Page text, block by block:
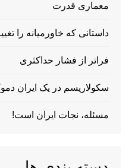
معماری قدرت
داستانی که خاورمیانه را
فراتر از فشار حداکثری
سکولاریسم در یک ایران
مسئله، نجات ایران است!